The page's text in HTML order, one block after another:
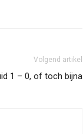
Volgend artikel
1 – 0, of toch bijna